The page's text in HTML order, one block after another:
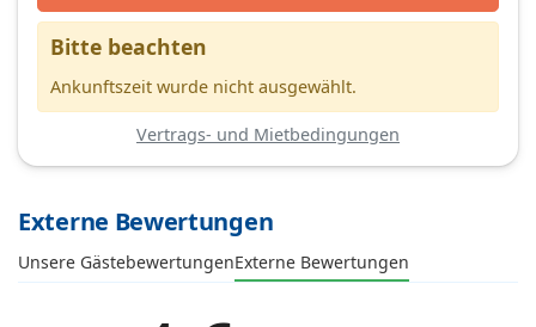
Bitte beachten
Ankunftszeit wurde nicht ausgewählt.
Vertrags- und Mietbedingungen
Externe Bewertungen
Unsere GästebewertungenExterne Bewertungen